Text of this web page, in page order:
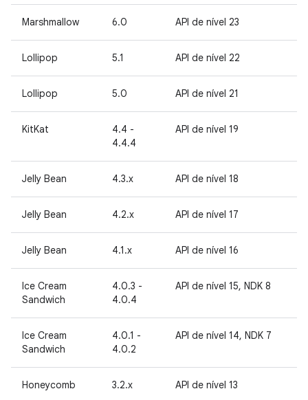
Marshmallow 6.0 API de nível 23
Lollipop 5.1 API de nível 22
Lollipop 5.0 API de nível 21
KitKat
4.4 -
4.4.4
API de nível 19
Jelly Bean 4.3.x API de nível 18
Jelly Bean 4.2.x API de nível 17
Jelly Bean 4.1.x API de nível 16
Ice Cream
Sandwich
4.0.3 -
4.0.4
API de nível 15, NDK 8
Ice Cream
Sandwich
4.0.1 -
4.0.2
API de nível 14, NDK 7
Honeycomb 3.2.x API de nível 13